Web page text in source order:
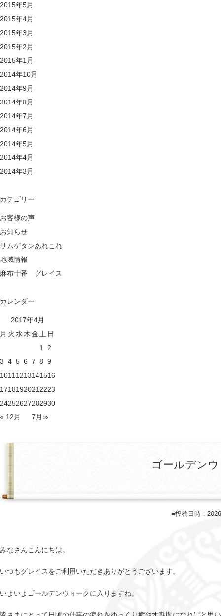
2015年5月
2015年4月
2015年3月
2015年2月
2015年1月
2014年10月
2014年9月
2014年8月
2014年7月
2014年6月
2014年5月
2014年4月
2014年3月
カテゴリー
お客様の声
お知らせ
サムゲタンあれこれ
地域情報
麻布十番 グレイス
カレンダー
2017年4月
月 火 水 木金 土 日
« 12月 7月 »
1
2
3 4 5 6 7 8 9
1011 1213141516
1718192021 2223
24252627282930
ゴールデン
■投稿日時：
みなさんこんにちは。
いつもグレイスをご利用いただきありがとうございます。
いよいよゴールデンウィークに入りますね。